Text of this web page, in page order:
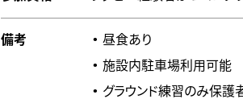
備考
昼食あり
施設内駐車場利用可能
グラウンド練習のみ保護